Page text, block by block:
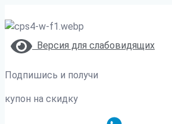
Версия для слабовидящих
Подпишись и получи
купон на скидку